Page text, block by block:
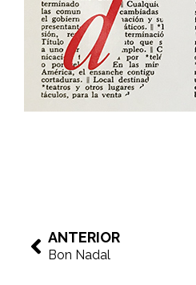
ANTERIOR
Bon Nadal